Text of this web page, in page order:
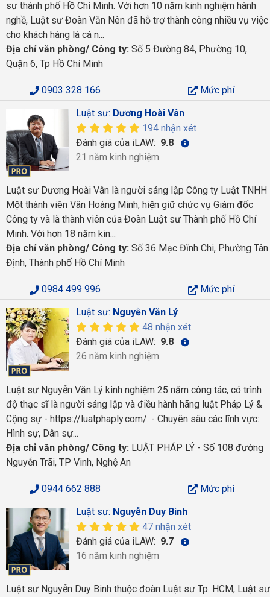
sư thành phố Hồ Chí Minh. Với hơn 10 năm kinh nghiệm hành
nghề, Luật sư Đoàn Văn Nên đã hỗ trợ thành công nhiều vụ việc
cho khách hàng là cá n...
Địa chỉ văn phòng/ Công ty: Số 5 Đường 84, Phường 10,
Quận 6, Tp Hồ Chí Minh
0903 328 166
Mức phí
Luật sư: Dương Hoài Vân
194 nhận xét
Đánh giá của iLAW: 9.8
21 năm kinh nghiệm
Luật sư Dương Hoài Vân là người sáng lập Công ty Luật TNHH
Một thành viên Vân Hoàng Minh, hiện giữ chức vụ Giám đốc
Công ty và là thành viên của Đoàn Luật sư Thành phố Hồ Chí
Minh. Với hơn 18 năm kin...
Địa chỉ văn phòng/ Công ty: Số 36 Mạc Đĩnh Chi, Phường Tân
Định, Thành phố Hồ Chí Minh
0984 499 996
Mức phí
Luật sư: Nguyễn Văn Lý
48 nhận xét
Đánh giá của iLAW: 9.8
26 năm kinh nghiệm
Luật sư Nguyễn Văn Lý kinh nghiệm 25 năm công tác, có trình
độ thạc sĩ là người sáng lập và điều hành hãng luật Pháp Lý &
Cộng sự - https://luatphaply.com/. - Chuyên sâu các lĩnh vực:
Hình sự, Dân sự...
Địa chỉ văn phòng/ Công ty: LUẬT PHÁP LÝ - Số 108 đường
Nguyễn Trãi, TP Vinh, Nghệ An
0944 662 888
Mức phí
Luật sư: Nguyễn Duy Binh
47 nhận xét
Đánh giá của iLAW: 9.7
16 năm kinh nghiệm
Luật sư Nguyễn Duy Binh thuộc đoàn Luật sư Tp. HCM, Luật sư